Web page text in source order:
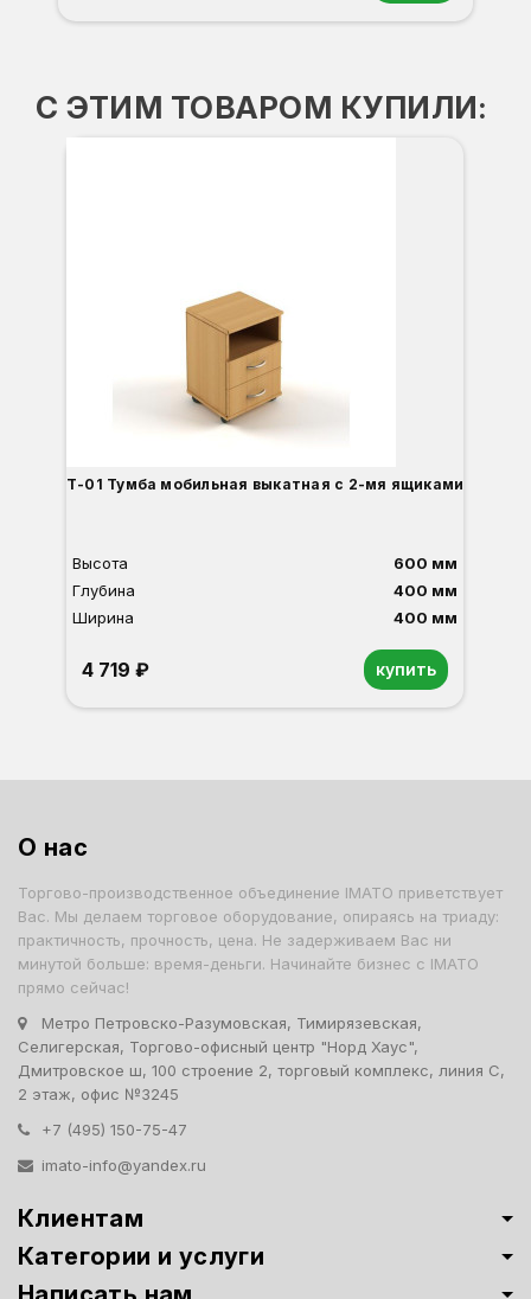
С ЭТИМ ТОВАРОМ КУПИЛИ:
Т-01 Тумба мобильная выкатная с 2-мя ящиками
Высота
600 мм
Глубина
400 мм
Ширина
400 мм
4 719 ₽ купить
О нас
Торгово-производственное объединение IMATO приветствует
Вас. Мы делаем торговое оборудование, опираясь на триаду:
практичность, прочность, цена. Не задерживаем Вас ни
минутой больше: время-деньги. Начинайте бизнес с IMATO
прямо сейчас!
Метро Петровско-Разумовская, Тимирязевская,
Селигерская, Торгово-офисный центр "Норд Хаус",
Дмитровское ш, 100 строение 2, торговый комплекс, линия С,
2 этаж, офис №3245
+7 (495) 150-75-47
imato-info@yandex.ru
Клиентам
Категории и услуги